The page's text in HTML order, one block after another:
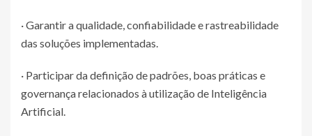
· Garantir a qualidade, confiabilidade e rastreabilidade
das soluções implementadas.
· Participar da definição de padrões, boas práticas e
governança relacionados à utilização de Inteligência
Artificial.